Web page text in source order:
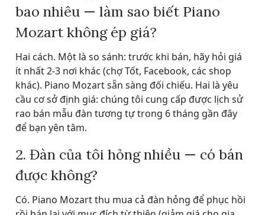
bao nhiêu — làm sao biết Piano
Mozart không ép giá?
Hai cách. Một là so sánh: trước khi bán, hãy hỏi giá
ít nhất 2-3 nơi khác (chợ Tốt, Facebook, các shop
khác). Piano Mozart sẵn sàng đối chiếu. Hai là yêu
cầu cơ sở định giá: chúng tôi cung cấp được lịch sử
rao bán mẫu đàn tương tự trong 6 tháng gần đây
để bạn yên tâm.
2. Đàn của tôi hỏng nhiều — có bán
được không?
Có. Piano Mozart thu mua cả đàn hỏng để phục hồi